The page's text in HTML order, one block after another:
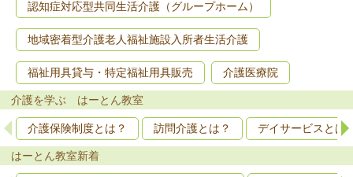
認知症対応型共同生活介護（グループホーム）
地域密着型介護老人福祉施設入所者生活介護
福祉用具貸与・特定福祉用具販売 介護医療院
介護を学ぶ はーとん教室
介護保険制度とは？ 訪問介護とは？ デイサービスとは
はーとん教室新着